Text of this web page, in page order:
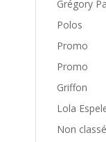
Grégory
Polos
Promo
Promo
Griffon
Lola
Non classé